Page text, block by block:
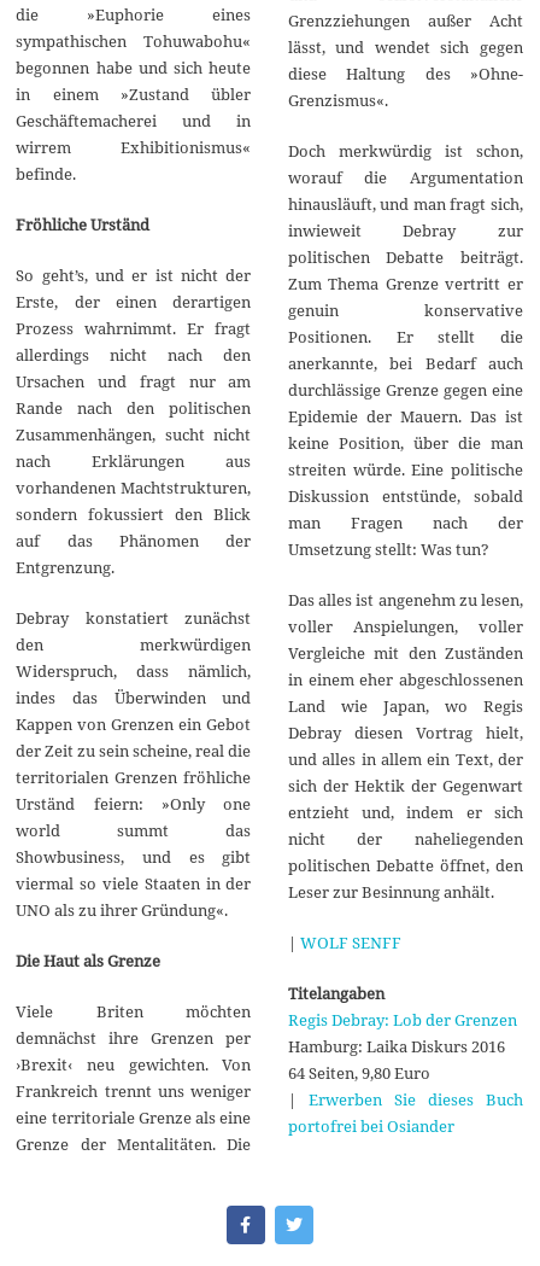
die »Euphorie eines
sympathischen Tohuwabohu«
begonnen habe und sich heute
in einem »Zustand übler
Geschäftemacherei und in
wirrem Exhibitionismus«
befinde.
Fröhliche Urständ
So geht’s, und er ist nicht der
Erste, der einen derartigen
Prozess wahrnimmt. Er fragt
allerdings nicht nach den
Ursachen und fragt nur am
Rande nach den politischen
Zusammenhängen, sucht nicht
nach Erklärungen aus
vorhandenen Machtstrukturen,
sondern fokussiert den Blick
auf das Phänomen der
Entgrenzung.
Debray konstatiert zunächst
den merkwürdigen
Widerspruch, dass nämlich,
indes das Überwinden und
Kappen von Grenzen ein Gebot
der Zeit zu sein scheine, real die
territorialen Grenzen fröhliche
Urständ feiern: »Only one
world summt das
Showbusiness, und es gibt
viermal so viele Staaten in der
UNO als zu ihrer Gründung«.
Die Haut als Grenze
Viele Briten möchten
demnächst ihre Grenzen per
›Brexit‹ neu gewichten. Von
Frankreich trennt uns weniger
eine territoriale Grenze als eine
Grenze der Mentalitäten. Die
Grenzziehungen außer Acht
lässt, und wendet sich gegen
diese Haltung des »Ohne-
Grenzismus«.
Doch merkwürdig ist schon,
worauf die Argumentation
hinausläuft, und man fragt sich,
inwieweit Debray zur
politischen Debatte beiträgt.
Zum Thema Grenze vertritt er
genuin konservative
Positionen. Er stellt die
anerkannte, bei Bedarf auch
durchlässige Grenze gegen eine
Epidemie der Mauern. Das ist
keine Position, über die man
streiten würde. Eine politische
Diskussion entstünde, sobald
man Fragen nach der
Umsetzung stellt: Was tun?
Das alles ist angenehm zu lesen,
voller Anspielungen, voller
Vergleiche mit den Zuständen
in einem eher abgeschlossenen
Land wie Japan, wo Regis
Debray diesen Vortrag hielt,
und alles in allem ein Text, der
sich der Hektik der Gegenwart
entzieht und, indem er sich
nicht der naheliegenden
politischen Debatte öffnet, den
Leser zur Besinnung anhält.
| WOLF SENFF
Titelangaben
Regis Debray: Lob der Grenzen
Hamburg: Laika Diskurs 2016
64 Seiten, 9,80 Euro
| Erwerben Sie dieses Buch
portofrei bei Osiander